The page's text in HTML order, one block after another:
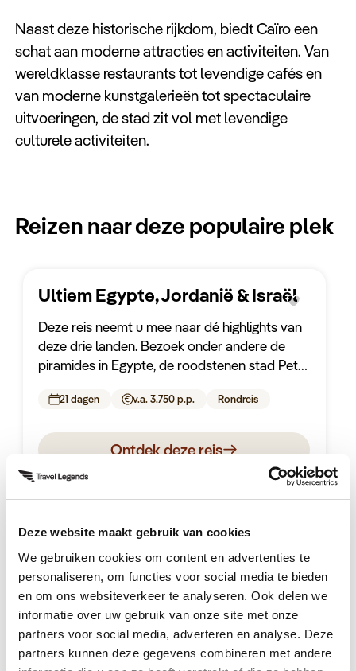
Deze website maakt gebruik van cookies
We gebruiken cookies om content en advertenties te
personaliseren, om functies voor social media te bieden
en om ons websiteverkeer te analyseren. Ook delen we
informatie over uw gebruik van onze site met onze
partners voor social media, adverteren en analyse. Deze
partners kunnen deze gegevens combineren met andere
Naast deze historische rijkdom, biedt Caïro een
schat aan moderne attracties en activiteiten. Van
wereldklasse restaurants tot levendige cafés en
van moderne kunstgalerieën tot spectaculaire
uitvoeringen, de stad zit vol met levendige
culturele activiteiten.
Reizen naar deze populaire plek
Ultiem Egypte, Jordanië & Israël
Deze reis neemt u mee naar dé highlights van
deze drie landen. Bezoek onder andere de
piramides in Egypte, de roodstenen stad Petra
Jeruzalem.
21 dagen v.a. 3.750 p.p. Rondreis
Ontdek deze reis
Hoogtepunten en ervaringen